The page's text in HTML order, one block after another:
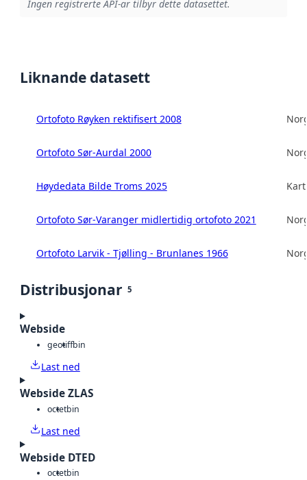
Ingen registrerte API-ar tilbyr dette datasettet.
Liknande datasett
Ortofoto Røyken rektifisert 2008
Ortofoto Sør-Aurdal 2000
Høydedata Bilde Troms 2025
Ortofoto Sør-Varanger midlertidig ortofoto 2021
Ortofoto Larvik - Tjølling - Brunlanes 1966
Distribusjonar 5
Webside
geotiffbin
Last ned
Webside ZLAS
octetbin
Last ned
Webside DTED
octetbin